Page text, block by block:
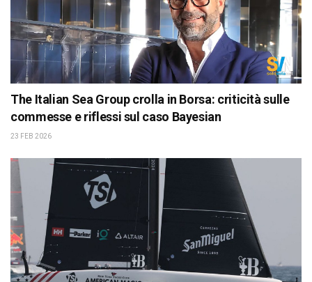
The Italian Sea Group crolla in Borsa: criticità sulle
commesse e riflessi sul caso Bayesian
23 FEB 2026